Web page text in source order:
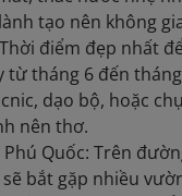
tạo nên không
điểm đẹp nhất
từ tháng 6 đến
dạo bộ, hoặc
nên thơ.
Quốc: Trên
bắt gặp nhiều